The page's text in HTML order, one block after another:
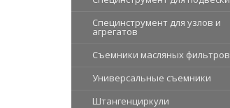
Специнструмент для узлов и
агрегатов
Съемники масляных фильтров
Универсальные съемники
Штангенциркули